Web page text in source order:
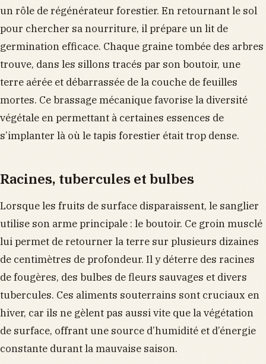
un rôle de régénérateur forestier. En retournant le sol
pour chercher sa nourriture, il prépare un lit de
germination efficace. Chaque graine tombée des arbres
trouve, dans les sillons tracés par son boutoir, une
terre aérée et débarrassée de la couche de feuilles
mortes. Ce brassage mécanique favorise la diversité
végétale en permettant à certaines essences de
s’implanter là où le tapis forestier était trop dense.
Racines, tubercules et bulbes
Lorsque les fruits de surface disparaissent, le sanglier
utilise son arme principale : le boutoir. Ce groin musclé
lui permet de retourner la terre sur plusieurs dizaines
de centimètres de profondeur. Il y déterre des racines
de fougères, des bulbes de fleurs sauvages et divers
tubercules. Ces aliments souterrains sont cruciaux en
hiver, car ils ne gèlent pas aussi vite que la végétation
de surface, offrant une source d’humidité et d’énergie
constante durant la mauvaise saison.